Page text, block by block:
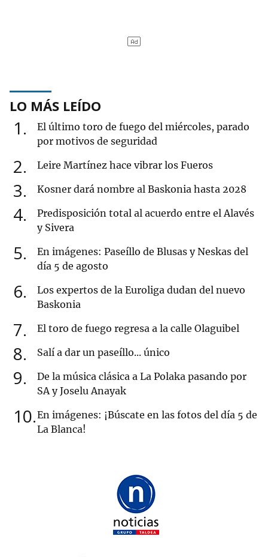
LO MÁS LEÍDO
1
El último toro de fuego del miércoles, parado
por motivos de seguridad
2 Leire Martínez hace vibrar los Fueros
3 Kosner dará nombre al Baskonia hasta 2028
4
Predisposición total al acuerdo entre el Alavés
y Sivera
5
En imágenes: Paseíllo de Blusas y Neskas del
día 5 de agosto
6
Los expertos de la Euroliga dudan del nuevo
Baskonia
7 El toro de fuego regresa a la calle Olaguibel
8 Salí a dar un paseíllo... único
9
De la música clásica a La Polaka pasando por
SA y Joselu Anayak
10 En imágenes: ¡Búscate en las fotos del día 5 de
La Blanca!